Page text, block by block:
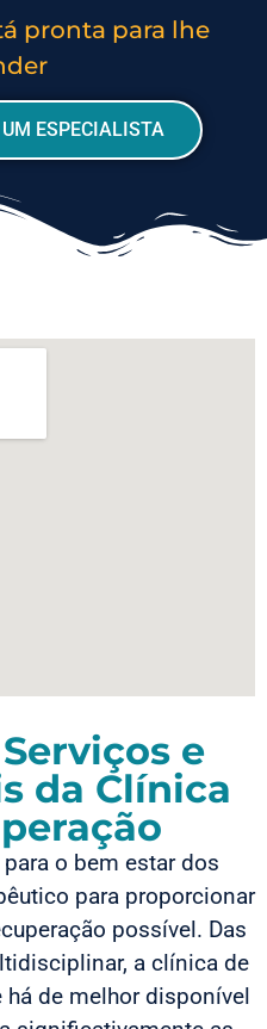
pronta para lhe
ESPECIALISTA
e
da Clínica
o bem estar dos
para proporcionar
possível. Das
a clínica de
há de melhor disponível